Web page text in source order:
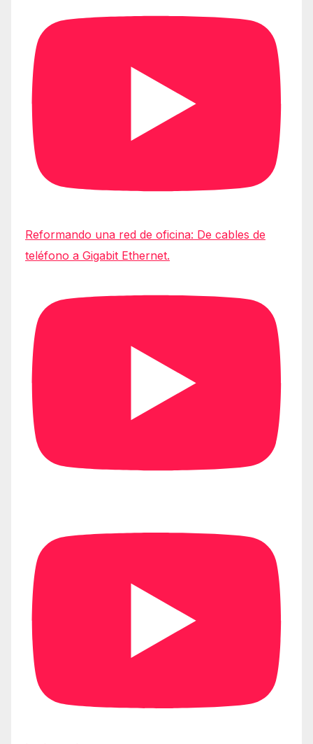
Reformando una red de oficina: De cables de
teléfono a Gigabit Ethernet.